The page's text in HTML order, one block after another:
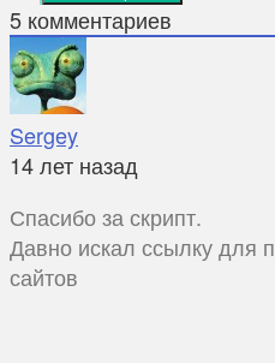
5 комментариев
Sergey
14 лет назад
Спасибо за скрипт.
Давно искал ссылку для
сайтов